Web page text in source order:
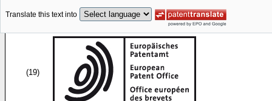
Translate this text into
(19)